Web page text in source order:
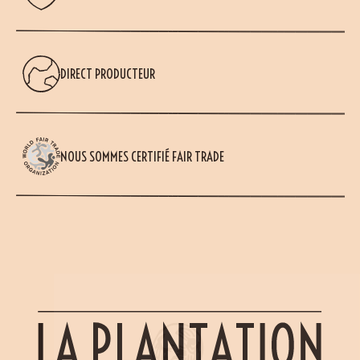
DIRECT PRODUCTEUR
NOUS SOMMES CERTIFIÉ FAIR TRADE